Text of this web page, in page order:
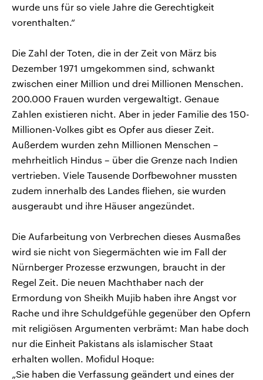
wurde uns für so viele Jahre die Gerechtigkeit
vorenthalten.“
Die Zahl der Toten, die in der Zeit von März bis
Dezember 1971 umgekommen sind, schwankt
zwischen einer Million und drei Millionen Menschen.
200.000 Frauen wurden vergewaltigt. Genaue
Zahlen existieren nicht. Aber in jeder Familie des 150-
Millionen-Volkes gibt es Opfer aus dieser Zeit.
Außerdem wurden zehn Millionen Menschen –
mehrheitlich Hindus – über die Grenze nach Indien
vertrieben. Viele Tausende Dorfbewohner mussten
zudem innerhalb des Landes fliehen, sie wurden
ausgeraubt und ihre Häuser angezündet.
Die Aufarbeitung von Verbrechen dieses Ausmaßes
wird sie nicht von Siegermächten wie im Fall der
Nürnberger Prozesse erzwungen, braucht in der
Regel Zeit. Die neuen Machthaber nach der
Ermordung von Sheikh Mujib haben ihre Angst vor
Rache und ihre Schuldgefühle gegenüber den Opfern
mit religiösen Argumenten verbrämt: Man habe doch
nur die Einheit Pakistans als islamischer Staat
erhalten wollen. Mofidul Hoque:
„Sie haben die Verfassung geändert und eines der